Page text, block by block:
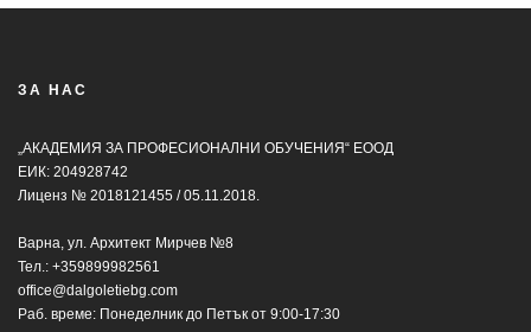
ЗА НАС
„АКАДЕМИЯ ЗА ПРОФЕСИОНАЛНИ ОБУЧЕНИЯ“ ЕООД
ЕИК: 204928742
Лиценз № 2018121455 / 05.11.2018.
Варна, ул. Архитект Мирчев №8
Тел.: +359899982561
office@dalgoletiebg.com
Раб. време: Понеделник до Петък от 9:00-17:30